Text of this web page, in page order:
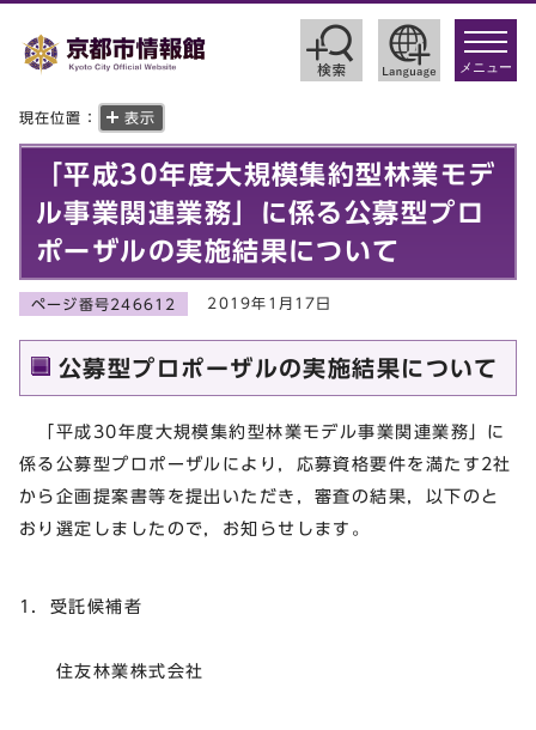
toggle
メニュー
現在位置： 表示
「平成30年度大規模集約型林業モデ
ル事業関連業務」に係る公募型プロ
ポーザルの実施結果について
ページ番号246612 2019年1月17日
公募型プロポーザルの実施結果について
「平成30年度大規模集約型林業モデル事業関連業務」に
係る公募型プロポーザルにより，応募資格要件を満たす2社
から企画提案書等を提出いただき，審査の結果，以下のと
おり選定しましたので，お知らせします。
1．受託候補者
住友林業株式会社